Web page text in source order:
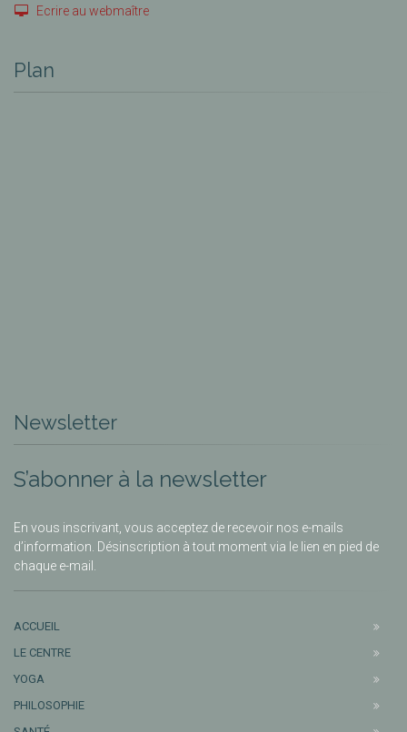
Ecrire au webmaître
Plan
Newsletter
S’abonner à la newsletter
En vous inscrivant, vous acceptez de recevoir nos e-mails
d’information. Désinscription à tout moment via le lien en pied de
chaque e-mail.
ACCUEIL
LE CENTRE
YOGA
PHILOSOPHIE